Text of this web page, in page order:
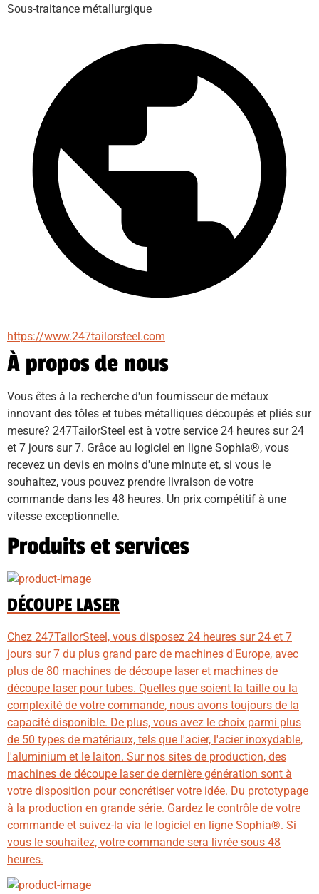
Sous-traitance métallurgique
https://www.247tailorsteel.com
À propos de nous
Vous êtes à la recherche d'un fournisseur de métaux
innovant des tôles et tubes métalliques découpés et pliés sur
mesure? 247TailorSteel est à votre service 24 heures sur 24
et 7 jours sur 7. Grâce au logiciel en ligne Sophia®, vous
recevez un devis en moins d'une minute et, si vous le
souhaitez, vous pouvez prendre livraison de votre
commande dans les 48 heures. Un prix compétitif à une
vitesse exceptionnelle.
Produits et services
DÉCOUPE LASER
Chez 247TailorSteel, vous disposez 24 heures sur 24 et 7
jours sur 7 du plus grand parc de machines d'Europe, avec
plus de 80 machines de découpe laser et machines de
découpe laser pour tubes. Quelles que soient la taille ou la
complexité de votre commande, nous avons toujours de la
capacité disponible. De plus, vous avez le choix parmi plus
de 50 types de matériaux, tels que l'acier, l'acier inoxydable,
l'aluminium et le laiton. Sur nos sites de production, des
machines de découpe laser de dernière génération sont à
votre disposition pour concrétiser votre idée. Du prototypage
à la production en grande série. Gardez le contrôle de votre
commande et suivez-la via le logiciel en ligne Sophia®. Si
vous le souhaitez, votre commande sera livrée sous 48
heures.